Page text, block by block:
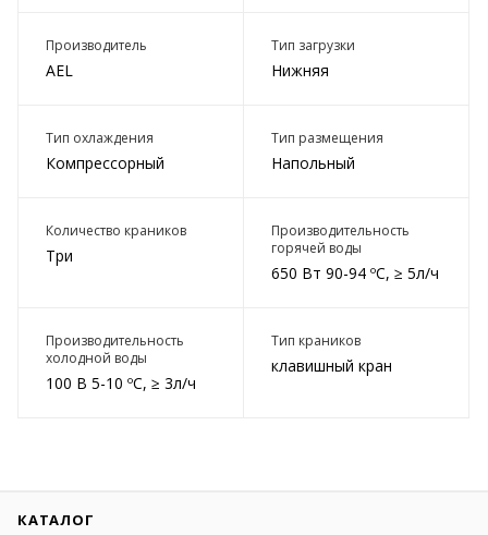
Производитель
AEL
Тип загрузки
Нижняя
Тип охлаждения
Компрессорный
Тип размещения
Напольный
Количество краников
Три
Производительность
горячей воды
650 Вт 90-94 ºС, ≥ 5л/ч
Производительность
холодной воды
100 В 5-10 ºС, ≥ 3л/ч
Тип краников
клавишный кран
КАТАЛОГ